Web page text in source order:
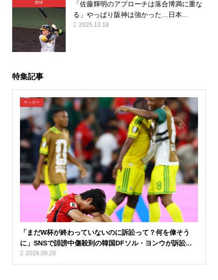
野球
「佐藤輝明のアプローチは落合博満に重な
る」やっぱり阪神は強かった…日本...
2025.10.18
特集記事
サッカー
「まだW杯が終わっていないのに訴訟って？何を偉そう
に」SNSで誹謗中傷殺到の韓国DFソル・ヨンウが訴訟...
2026.06.26